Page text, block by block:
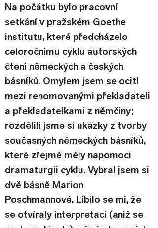
Na počátku bylo pracovní
setkání v pražském Goethe
institutu, které předcházelo
celoročnímu cyklu autorských
čtení německých a českých
básníků. Omylem jsem se ocitl
mezi renomovanými překladateli
a překladatelkami z němčiny;
rozdělili jsme si ukázky z tvorby
současných německých básníků,
které zřejmě měly napomoci
dramaturgii cyklu. Vybral jsem si
dvě básně Marion
Poschmannové. Líbilo se mi, že
se otvíraly interpretaci (aniž se